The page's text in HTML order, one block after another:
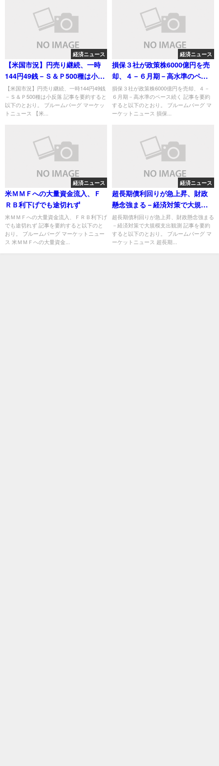
経済ニュース
【米国市況】円売り継続、一時
144円49銭－Ｓ＆Ｐ500種は小反
落
【米国市況】円売り継続、一時144円49銭
－Ｓ＆Ｐ500種は小反落 記事を要約すると
以下のとおり。 ブルームバーグ マーケッ
トニュース 【米...
経済ニュース
損保３社が政策株6000億円を売
却、４－６月期－高水準のペー
ス続く
損保３社が政策株6000億円を売却、４－
６月期－高水準のペース続く 記事を要約
すると以下のとおり。 ブルームバーグ マ
ーケットニュース 損保...
経済ニュース
米ＭＭＦへの大量資金流入、Ｆ
ＲＢ利下げでも途切れず
米ＭＭＦへの大量資金流入、ＦＲＢ利下げ
でも途切れず 記事を要約すると以下のと
おり。 ブルームバーグ マーケットニュー
ス 米ＭＭＦへの大量資金...
経済ニュース
超長期債利回りが急上昇、財政
懸念強まる－経済対策で大規模
支出観測
超長期債利回りが急上昇、財政懸念強まる
－経済対策で大規模支出観測 記事を要約
すると以下のとおり。 ブルームバーグ マ
ーケットニュース 超長期...